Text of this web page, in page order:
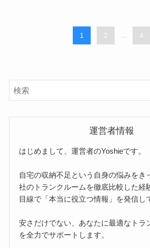
1 2 ... 4
運営者情報
はじめまして、運営者のYoshieです。
自宅の収納不足という自身の悩みをき
社のトランクルームを徹底比較した経
目線で「本当に役立つ情報」を発信し
安さだけでない、あなたに最適なトラ
を全力でサポートします。